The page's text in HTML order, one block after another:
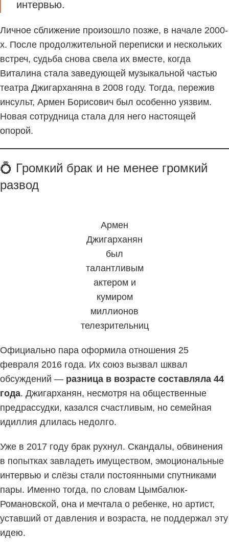
интервью.
Личное сближение произошло позже, в начале 2000-
х. После продолжительной переписки и нескольких
встреч, судьба снова свела их вместе, когда
Виталина стала заведующей музыкальной частью
театра Джигарханяна в 2008 году. Тогда, пережив
инсульт, Армен Борисович был особенно уязвим.
Новая сотрудница стала для него настоящей
опорой.
💍 Громкий брак и не менее громкий
развод
Армен
Джигарханян
был
талантливым
актером и
кумиром
миллионов
телезрительниц
Официально пара оформила отношения 25
февраля 2016 года. Их союз вызвал шквал
обсуждений — разница в возрасте составляла 44
года. Джигарханян, несмотря на общественные
предрассудки, казался счастливым, но семейная
идиллия длилась недолго.
Уже в 2017 году брак рухнул. Скандалы, обвинения
в попытках завладеть имуществом, эмоциональные
интервью и слёзы стали постоянными спутниками
пары. Именно тогда, по словам Цымбалюк-
Романовской, она и мечтала о ребенке, но артист,
уставший от давления и возраста, не поддержал эту
идею.